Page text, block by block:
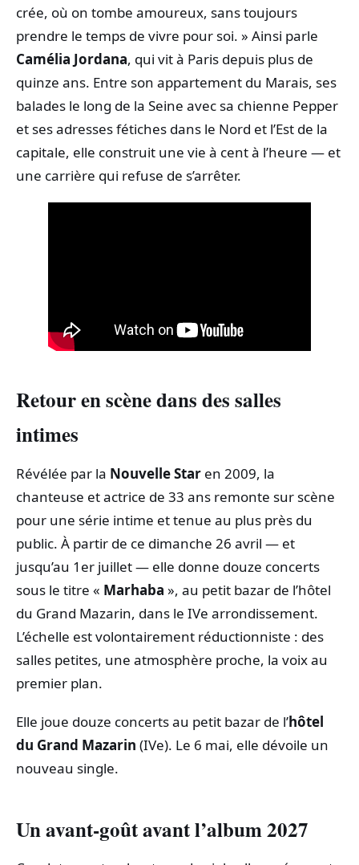
crée, où on tombe amoureux, sans toujours
prendre le temps de vivre pour soi. » Ainsi parle
Camélia Jordana, qui vit à Paris depuis plus de
quinze ans. Entre son appartement du Marais, ses
balades le long de la Seine avec sa chienne Pepper
et ses adresses fétiches dans le Nord et l’Est de la
capitale, elle construit une vie à cent à l’heure — et
une carrière qui refuse de s’arrêter.
Retour en scène dans des salles
intimes
Révélée par la Nouvelle Star en 2009, la
chanteuse et actrice de 33 ans remonte sur scène
pour une série intime et tenue au plus près du
public. À partir de ce dimanche 26 avril — et
jusqu’au 1er juillet — elle donne douze concerts
sous le titre « Marhaba », au petit bazar de l’hôtel
du Grand Mazarin, dans le IVe arrondissement.
L’échelle est volontairement réductionniste : des
salles petites, une atmosphère proche, la voix au
premier plan.
Elle joue douze concerts au petit bazar de l’hôtel
du Grand Mazarin (IVe). Le 6 mai, elle dévoile un
nouveau single.
Un avant-goût avant l’album 2027